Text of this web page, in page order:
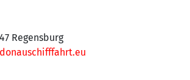
Regensburg